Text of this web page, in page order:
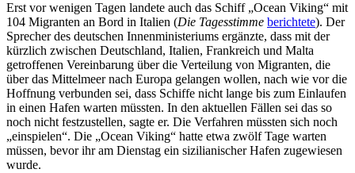
Erst vor wenigen Tagen landete auch das Schiff „Ocean Viking“ mit
104 Migranten an Bord in Italien (Die Tagesstimme berichtete). Der
Sprecher des deutschen Innenministeriums ergänzte, dass mit der
kürzlich zwischen Deutschland, Italien, Frankreich und Malta
getroffenen Vereinbarung über die Verteilung von Migranten, die
über das Mittelmeer nach Europa gelangen wollen, nach wie vor die
Hoffnung verbunden sei, dass Schiffe nicht lange bis zum Einlaufen
in einen Hafen warten müssten. In den aktuellen Fällen sei das so
noch nicht festzustellen, sagte er. Die Verfahren müssten sich noch
„einspielen“. Die „Ocean Viking“ hatte etwa zwölf Tage warten
müssen, bevor ihr am Dienstag ein sizilianischer Hafen zugewiesen
wurde.